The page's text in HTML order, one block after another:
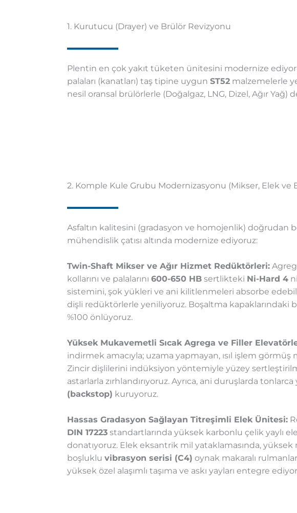
1. Kurutucu (Drayer) ve Brülör Revizyonu
Plentin en çok yakıt tüketen ünitesini modernize
palaları (kanatları) taş tipine uygun ST52malzemelerle
nesil oransal brülörlerle (Doğalgaz, LNG, Dizel, Ağır Yağ)
2. Komple Kule Grubu Modernizasyonu (Mikser, Elek ve
Asfaltın kalitesini (gradasyon ve homojenlik) doğrudan
mühendislik çatısı altında modernize ediyoruz:
Twin-Shaft Mikser ve Ağır Hizmet Redüktörleri:
kollarını ve palalarını 600-650 HBsertlikteki Ni-Hard 4
sistemini, şok yükleri ve ani kilitlenmeleri absorbe
dişli redüktörlerle yeniliyoruz. Boşaltma kapaklarındaki
%100 önlüyoruz.
Yüksek Mukavemetli Sıcak Agrega ve Filler
indirmek amacıyla; uzama yapmayan, ısıl işlem
Zincir dişlilerini indüksiyon yöntemiyle yüzey
astarlarla zırhlandırıyoruz. Ayrıca, ani duruşlarda
(backstop) kuruyoruz.
Hassas Gradasyon Sağlayan Titreşimli Elek Ünitesi:
DIN 17223standartlarında yüksek karbonlu çelik yaylı
donatıyoruz. Elek eksantrik mil yataklamasında,
boşluklu vibrasyon serisi (C4) oynak makaralı
yüksek özel alaşımlı taşıma ve askı yayları entegre